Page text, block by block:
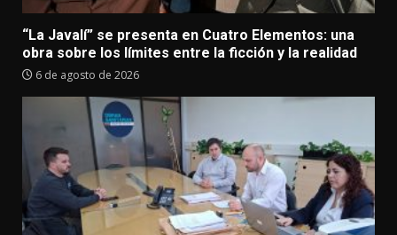
“La Javalí” se presenta en Cuatro Elementos: una
obra sobre los límites entre la ficción y la realidad
6 de agosto de 2026